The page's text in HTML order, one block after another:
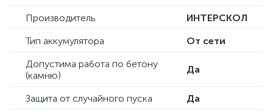
Производитель
ИНТЕРСКОЛ
Тип аккумулятора
От сети
Допустима работа по бетону
(камню)
Да
Защита от случайного пуска Да